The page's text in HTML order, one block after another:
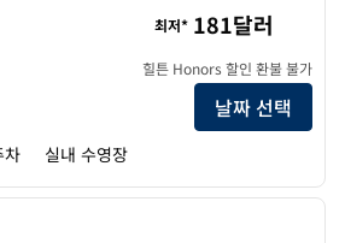
먼 포 코너스의 호텔 정보 보기
최저* 181달러
힐튼 Honors 할인 환불 불가
날짜 선택
차 실내 수영장
1/12
다음